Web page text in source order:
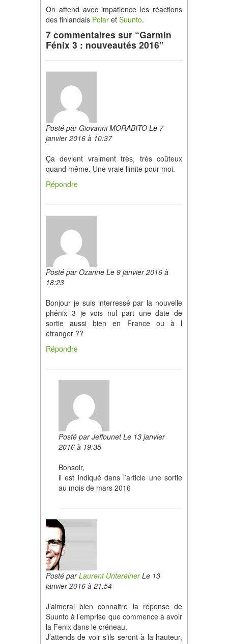
On attend avec impatience les réactions
des finlandais Polar et Suunto.
7 commentaires sur “Garmin
Fénix 3 : nouveautés 2016”
Posté par Giovanni MORABITO Le 7
janvier 2016 à 10:37
Ça devient vraiment très, très coûteux
quand même. Une vraie limite pour moi.
Répondre
Posté par Ozanne Le 9 janvier 2016 à
18:23
Bonjour je suis interressé par la nouvelle
phénix 3 je vois nul part une date de
sortie aussi bien en France ou à l
étranger ??
Répondre
Posté par Jeffounet Le 13 janvier
2016 à 19:35
Bonsoir,
il est indiqué dans l’article une sortie
au mois de mars 2016
Posté parLaurent UntereinerLe 13
janvier 2016 à 21:54
J’aimerai bien connaitre la réponse de
Suunto à l’emprise que commence à avoir
la Fenix dans le créneau.
J’attends de voir s’ils seront à la hauteur,